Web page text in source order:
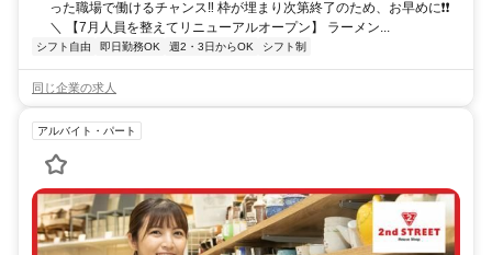
った職場で働けるチャンス‼ 枠が埋まり次第終了のため、お早めに❗️❗️
＼ 【7月人員を整えてリニューアルオープン】 ラーメン...
シフト自由 即日勤務OK 週2・3日からOK シフト制
同じ企業の求人
アルバイト・パート